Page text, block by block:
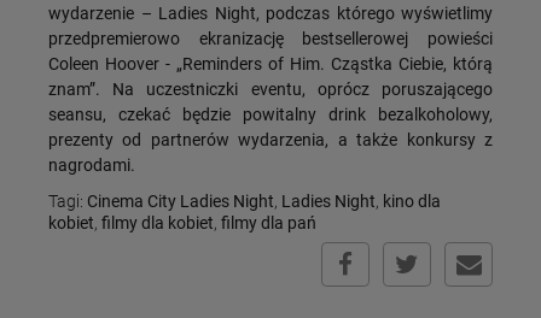
wydarzenie – Ladies Night, podczas którego wyświetlimy
przedpremierowo ekranizację bestsellerowej powieści
Coleen Hoover - „Reminders of Him. Cząstka Ciebie, którą
znam”. Na uczestniczki eventu, oprócz poruszającego
seansu, czekać będzie powitalny drink bezalkoholowy,
prezenty od partnerów wydarzenia, a także konkursy z
nagrodami.
Tagi: Cinema City Ladies Night, Ladies Night, kino dla
kobiet, filmy dla kobiet, filmy dla pań